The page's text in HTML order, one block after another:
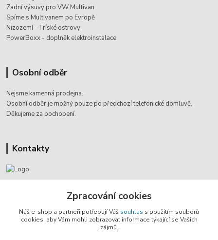
Zadní výsuvy pro VW Multivan
Spíme s Multivanem po Evropě
Nizozemí – Fríské ostrovy
PowerBoxx - doplněk elektroinstalace
Osobní odběr
Nejsme kamenná prodejna.
Osobní odběr je možný pouze po předchozí telefonické domluvě.
Děkujeme za pochopení.
Kontakty
+420 602 455 633
info@multivan-shop.cz
Zpracování cookies
Náš e-shop a partneři potřebují Váš souhlas s použitím souborů
cookies, aby Vám mohli zobrazovat informace týkající se Vašich
zájmů.